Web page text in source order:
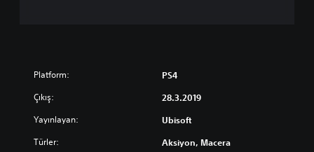
Platform: PS4
Çıkış: 28.3.2019
Yayınlayan: Ubisoft
Türler: Aksiyon, Macera